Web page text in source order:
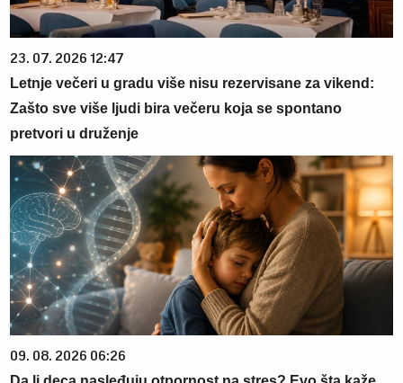
23. 07. 2026 12:47
Letnje večeri u gradu više nisu rezervisane za vikend:
Zašto sve više ljudi bira večeru koja se spontano
pretvori u druženje
09. 08. 2026 06:26